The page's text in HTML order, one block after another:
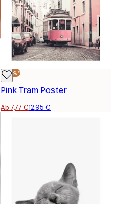
-40%*
Pink Tram Poster
Ab 7,77 €12,95 €